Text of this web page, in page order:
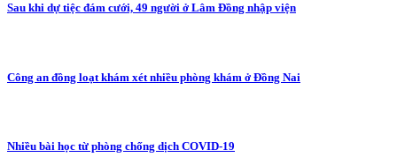
Sau khi dự tiệc đám cưới, 49 người ở Lâm Đồng nhập viện
Công an đồng loạt khám xét nhiều phòng khám ở Đồng Nai
Nhiều bài học từ phòng chống dịch COVID-19